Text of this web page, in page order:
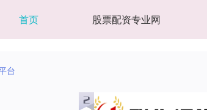
首页 股票配资专业网
台